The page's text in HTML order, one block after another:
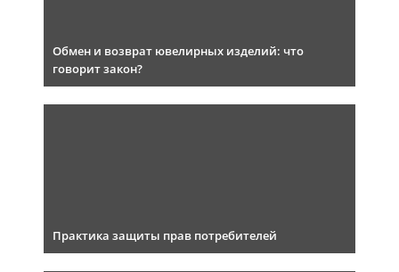
Обмен и возврат ювелирных изделий: что
говорит закон?
Практика защиты прав потребителей